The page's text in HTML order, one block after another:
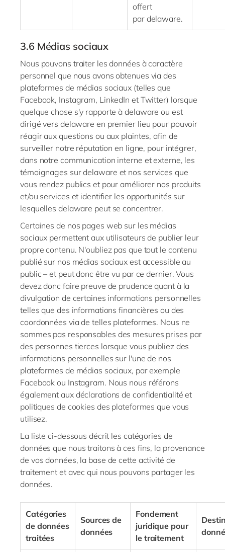
offert
par delaware.
3.6 Médias sociaux
Nous pouvons traiter les données à caractère
personnel que nous avons obtenues via des
plateformes de médias sociaux (telles que
Facebook, Instagram, LinkedIn et Twitter) lorsque
quelque chose s'y rapporte àdelaware ou est
dirigé vers delaware en premier lieu pour pouvoir
réagir aux questions ou aux plaintes, afin de
surveiller notre réputation en ligne, pour intégrer,
dans notre communication interne et externe, les
témoignages surdelaware et nos services que
vous rendez publics et pour améliorer nos produits
et/ou services et identifier les opportunités sur
lesquelles delaware peut se concentrer.
Certaines de nos pages web sur les médias
sociaux permettent aux utilisateurs de publier leur
propre contenu. N'oubliez pas que tout le contenu
publié sur nos médias sociaux est accessible au
public – et peut donc être vu par ce dernier. Vous
devez donc faire preuve de prudence quant à la
divulgation de certaines informations personnelles
telles que des informations financières ou des
coordonnées via de telles plateformes. Nous ne
sommes pas responsables des mesures prises par
des personnes tierces lorsque vous publiez des
informations personnelles sur l'une de nos
plateformes de médias sociaux, par exemple
Facebook ou Instagram. Nous nous référons
également aux déclarations de confidentialité et
politiques de cookies des plateformes que vous
utilisez.
La liste ci-dessous décrit les catégories de
données que nous traitons à ces fins, la provenance
de vos données, la base de cette activité de
traitement et avec qui nous pouvons partager les
données.
Catégories
de données
traitées
Sources de
données
Fondement
juridique pour
le traitement